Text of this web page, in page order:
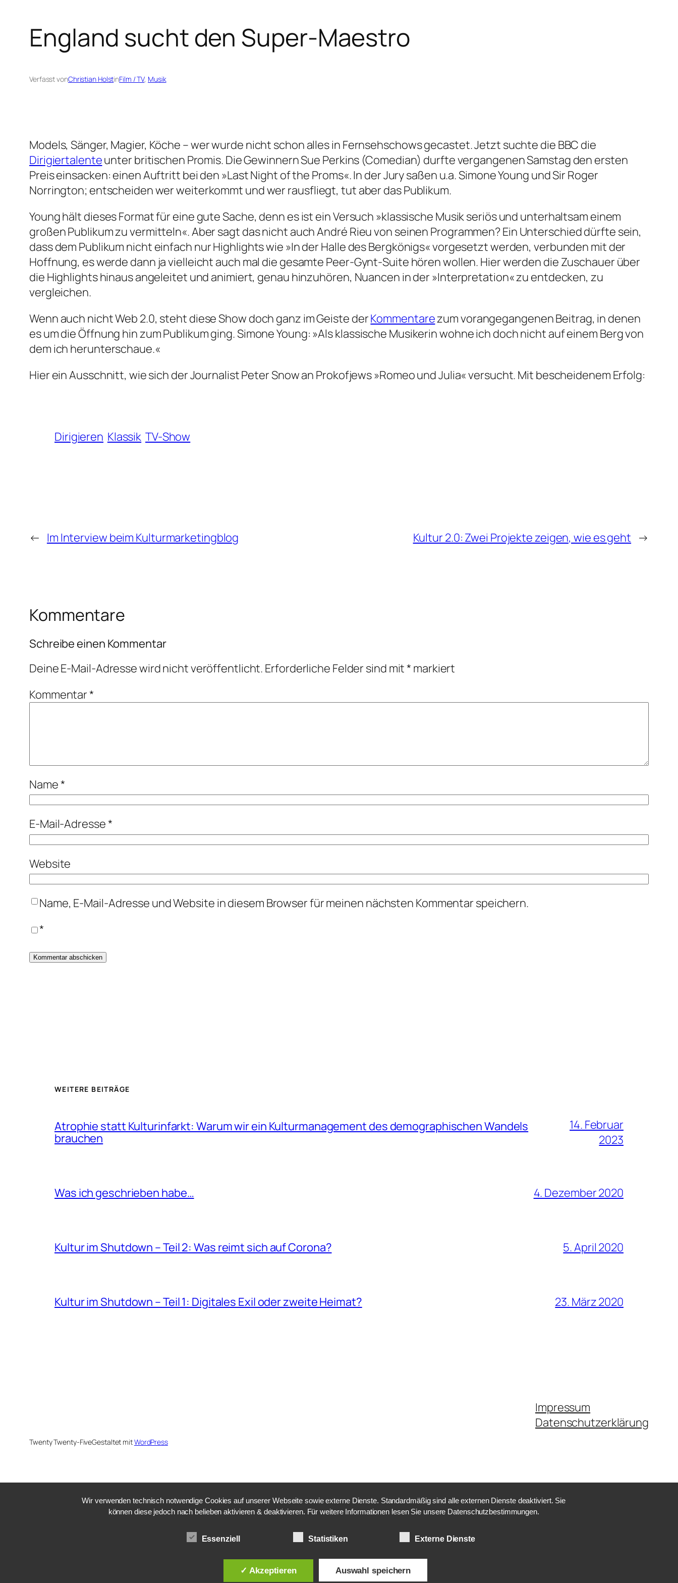
England sucht den Super-Maestro
Verfasst vonChristian HolstinFilm / TV, Musik
Models, Sänger, Magier, Köche – wer wurde nicht schon alles in Fernsehschows gecastet. Jetzt suchte die BBC die
Dirigiertalenteunter britischen Promis. Die Gewinnern Sue Perkins (Comedian) durfte vergangenen Samstag den ersten
Preis einsacken: einen Auftritt bei den »Last Night of the Proms«. In der Jury saßen u.a. Simone Young und Sir Roger
Norrington; entscheiden wer weiterkommt und wer rausfliegt, tut aber das Publikum.
Young hält dieses Format für eine gute Sache, denn es ist ein Versuch »klassische Musik seriös und unterhaltsam einem
großen Publikum zu vermitteln«. Aber sagt das nicht auch André Rieu von seinen Programmen? Ein Unterschied dürfte sein,
dass dem Publikum nicht einfach nur Highlights wie »In der Halle des Bergkönigs« vorgesetzt werden, verbunden mit der
Hoffnung, es werde dann ja vielleicht auch mal die gesamte Peer-Gynt-Suite hören wollen. Hier werden die Zuschauer über
die Highlights hinaus angeleitet und animiert, genau hinzuhören, Nuancen in der »Interpretation« zu entdecken, zu
vergleichen.
Wenn auch nicht Web 2.0, steht diese Show doch ganz im Geiste derKommentarezum vorangegangenen Beitrag, in denen
es um die Öffnung hin zum Publikum ging. Simone Young: »Als klassische Musikerin wohne ich doch nicht auf einem Berg von
dem ich herunterschaue.«
Hier ein Ausschnitt, wie sich der Journalist Peter Snow an Prokofjews »Romeo und Julia« versucht. Mit bescheidenem Erfolg:
Dirigieren Klassik TV-Show
← Im Interview beim Kulturmarketingblog Kultur 2.0: Zwei Projekte zeigen, wie es geht →
Kommentare
Schreibe einen Kommentar
Deine E-Mail-Adresse wird nicht veröffentlicht. Erforderliche Felder sind mit* markiert
Kommentar*
Name*
E-Mail-Adresse*
Website
Name, E-Mail-Adresse und Website in diesem Browser für meinen nächsten Kommentar speichern.
*
WEITERE BEITRÄGE
Atrophie statt Kulturinfarkt: Warum wir ein Kulturmanagement des demographischen Wandels
brauchen
14. Februar
2023
Was ich geschrieben habe… 4. Dezember 2020
Kultur im Shutdown – Teil 2: Was reimt sich auf Corona? 5. April 2020
Kultur im Shutdown – Teil 1: Digitales Exil oder zweite Heimat? 23. März 2020
Impressum
Datenschutzerklärung
Twenty Twenty-FiveGestaltet mitWordPress
Wir verwenden technisch notwendige Cookies auf unserer Webseite sowie externe Dienste. Standardmäßig sind alle externen Dienste deaktiviert. Sie
können diese jedoch nach belieben aktivieren & deaktivieren. Für weitere Informationen lesen Sie unsere Datenschutzbestimmungen.
Essenziell Statistiken Externe Dienste
✓ Akzeptieren Auswahl speichern